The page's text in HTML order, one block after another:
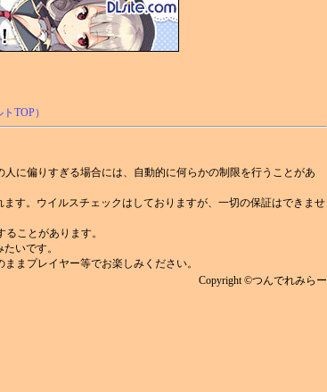
に偏りすぎる場合には、自動的に何らかの制限を行うことがあ
す。ウイルスチェックはしておりますが、一切の保証はできませ
ことがあります。
いです。
まプレイヤー等でお楽しみください。
Copyright ©つんでれみらー